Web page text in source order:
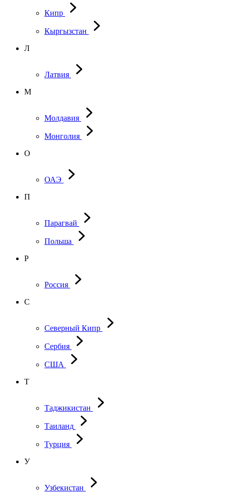
Кипр
Кыргызстан
Л
Латвия
М
Молдавия
Монголия
О
ОАЭ
П
Парагвай
Польша
Р
Россия
С
Северный Кипр
Сербия
США
Т
Таджикистан
Таиланд
Турция
У
Узбекистан